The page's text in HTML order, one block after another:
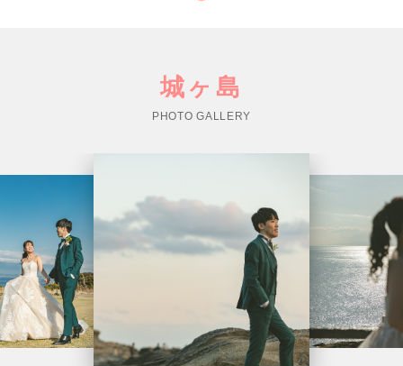
城ヶ島
PHOTO GALLERY